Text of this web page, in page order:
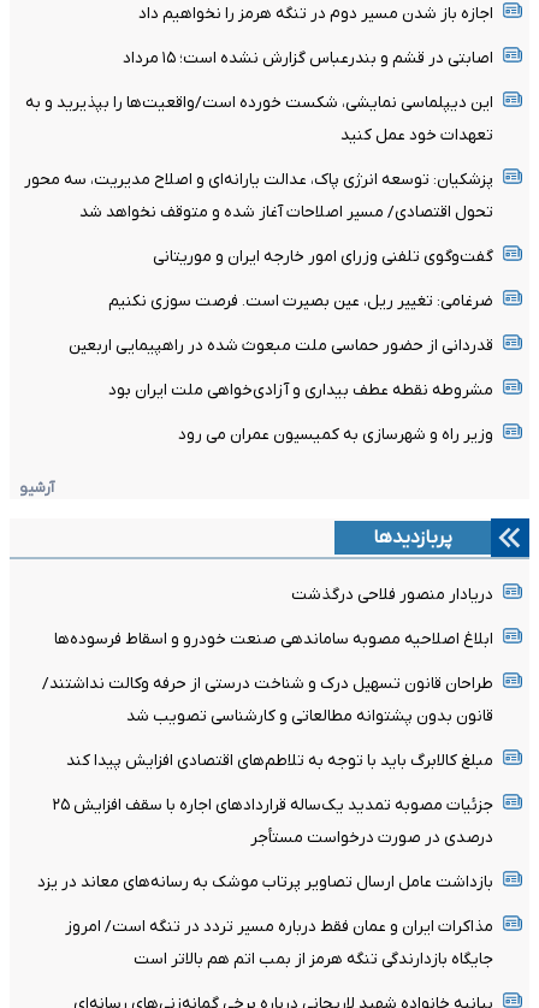
اجازه باز شدن مسیر دوم در تنگه هرمز را نخواهیم داد
اصابتی در قشم و بندرعباس گزارش نشده است؛ ۱۵ مرداد
این دیپلماسی نمایشی، شکست خورده است/واقعیت‌ها را بپذیرید و به
تعهدات خود عمل کنید
پزشکیان: توسعه انرژی پاک، عدالت یارانه‌ای و اصلاح مدیریت، سه محور
تحول اقتصادی/ مسیر اصلاحات آغاز شده و متوقف نخواهد شد
گفت‌وگوی تلفنی وزرای امور خارجه ایران و موریتانی
ضرغامی: تغییر ریل، عین بصیرت است. فرصت سوزی نکنیم
قدردانی از حضور حماسی ملت مبعوث شده در راهپیمایی اربعین
مشروطه نقطه عطف بیداری و آزادی‌خواهی ملت ایران بود
وزیر راه و شهرسازی به کمیسیون عمران می رود
آرشیو
پربازدیدها
دریادار منصور فلاحی درگذشت
ابلاغ اصلاحیه مصوبه ساماندهی صنعت خودرو و اسقاط فرسوده‌ها
طراحان قانون تسهیل درک و شناخت درستی از حرفه وکالت نداشتند/
قانون بدون پشتوانه مطالعاتی و کارشناسی تصویب شد
مبلغ کالابرگ باید با توجه به تلاطم‌های اقتصادی افزایش پیدا کند
جزئیات مصوبه تمدید یک‌ساله قرارداد‌های اجاره با سقف افزایش ۲۵
درصدی در صورت درخواست مستأجر
بازداشت عامل ارسال تصاویر پرتاب موشک به رسانه‌های معاند در یزد
مذاکرات ایران و عمان فقط درباره مسیر تردد در تنگه است/ امروز
جایگاه بازدارندگی تنگه هرمز از بمب اتم هم بالاتر است